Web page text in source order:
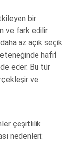
bir
ve fark edilir
az açık seçik
hafif
eder. Bu tür
ve
çeşitlilik
nedenleri: